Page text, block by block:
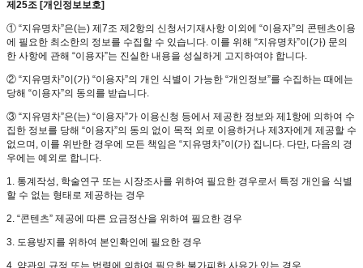
제25조 [개인정보보호]
① “지유명차”은(는) 제7조 제2항의 신청서기재사항 이외에 “이용자”의 콘텐츠이용
에 필요한 최소한의 정보를 수집할 수 있습니다. 이를 위해 “지유명차”이(가) 문의
한 사항에 관해 “이용자”는 진실한 내용을 성실하게 고지하여야 합니다.
② “지유명차”이(가) “이용자”의 개인 식별이 가능한 “개인정보”를 수집하는 때에는
당해 “이용자”의 동의를 받습니다.
③ “지유명차”은(는) “이용자”가 이용신청 등에서 제공한 정보와 제1항에 의하여 수
집한 정보를 당해 “이용자”의 동의 없이 목적 외로 이용하거나 제3자에게 제공할 수
없으며, 이를 위반한 경우에 모든 책임은 “지유명차”이(가) 집니다. 다만, 다음의 경
우에는 예외로 합니다.
1. 통계작성, 학술연구 또는 시장조사를 위하여 필요한 경우로서 특정 개인을 식별
할 수 없는 형태로 제공하는 경우
2. “콘텐츠” 제공에 따른 요금정산을 위하여 필요한 경우
3. 도용방지를 위하여 본인확인에 필요한 경우
4. 약관의 규정 또는 법령에 의하여 필요한 불가피한 사유가 있는 경우